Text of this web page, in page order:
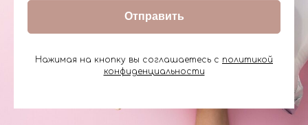
Отправить
Нажимая на кнопку вы соглашаетесь с политикой
конфиденциальности